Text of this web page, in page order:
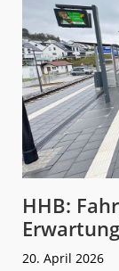
HHB:
20. April 2026